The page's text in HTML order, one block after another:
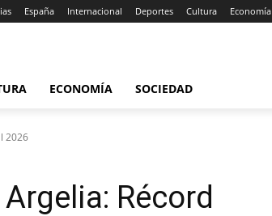
España Internacional Deportes Cultura Economía
ECONOMÍA SOCIEDAD
2026
Récord